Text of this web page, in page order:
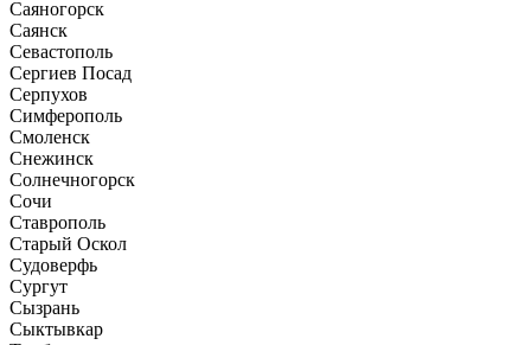
Саяногорск
Саянск
Севастополь
Сергиев Посад
Серпухов
Симферополь
Смоленск
Снежинск
Солнечногорск
Сочи
Ставрополь
Старый Оскол
Судоверфь
Сургут
Сызрань
Сыктывкар